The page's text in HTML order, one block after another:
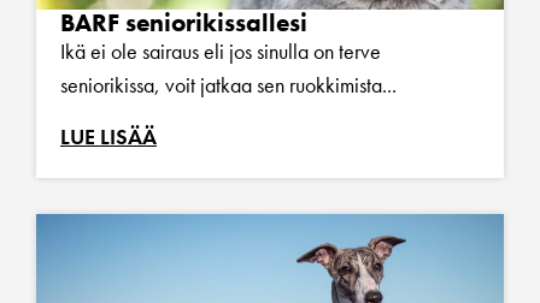
BARF seniorikissallesi
Ikä ei ole sairaus eli jos sinulla on terve
seniorikissa, voit jatkaa sen ruokkimista...
LUE LISÄÄ